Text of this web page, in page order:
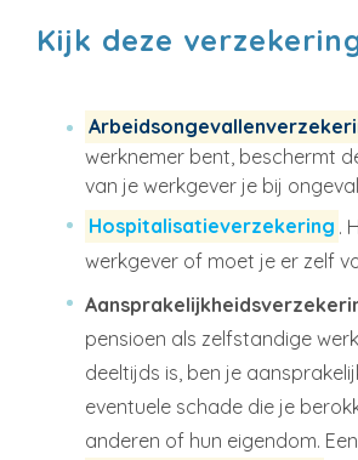
Kijk deze
werknemer bent, beschermt
van je werkgever je bij
Hospitalisatieverzekering .
werkgever of moet je er zelf
pensioen als zelfstandige
deeltijds is, ben je
eventuele schade die je
anderen of hun eigendom.